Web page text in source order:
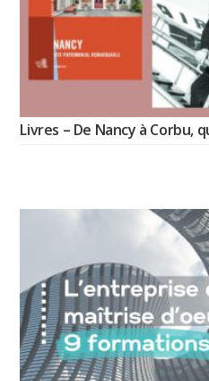
Livres – De Nancy à Corbu,